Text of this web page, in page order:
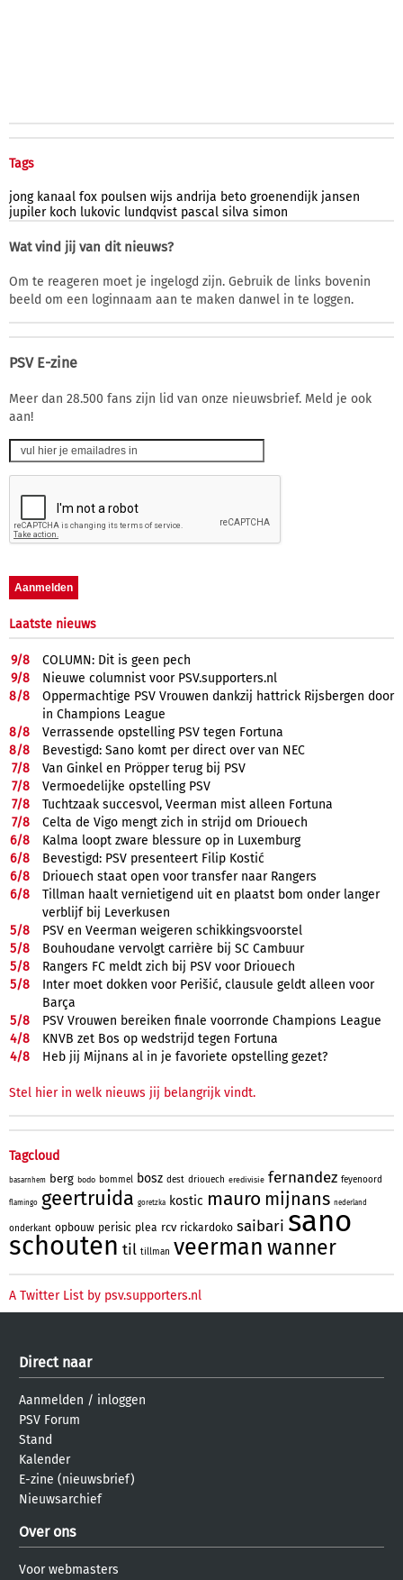
Tags
jong kanaal fox poulsen wijs andrija beto groenendijk jansen
jupiler koch lukovic lundqvist pascal silva simon
Wat vind jij van dit nieuws?
Om te reageren moet je ingelogd zijn. Gebruik de links bovenin
beeld om een loginnaam aan te maken danwel in te loggen.
PSV E-zine
Meer dan 28.500 fans zijn lid van onze nieuwsbrief. Meld je ook
aan!
Laatste nieuws
9/8
COLUMN: Dit is geen pech
9/8
Nieuwe columnist voor PSV.supporters.nl
8/8
Oppermachtige PSV Vrouwen dankzij hattrick Rijsbergen door
in Champions League
8/8
Verrassende opstelling PSV tegen Fortuna
8/8
Bevestigd: Sano komt per direct over van NEC
7/8
Van Ginkel en Pröpper terug bij PSV
7/8
Vermoedelijke opstelling PSV
7/8
Tuchtzaak succesvol, Veerman mist alleen Fortuna
7/8
Celta de Vigo mengt zich in strijd om Driouech
6/8
Kalma loopt zware blessure op in Luxemburg
6/8
Bevestigd: PSV presenteert Filip Kostić
6/8
Driouech staat open voor transfer naar Rangers
6/8
Tillman haalt vernietigend uit en plaatst bom onder langer
verblijf bij Leverkusen
5/8
PSV en Veerman weigeren schikkingsvoorstel
5/8
Bouhoudane vervolgt carrière bij SC Cambuur
5/8
Rangers FC meldt zich bij PSV voor Driouech
5/8
Inter moet dokken voor Perišić, clausule geldt alleen voor
Barça
5/8
PSV Vrouwen bereiken finale voorronde Champions League
4/8
KNVB zet Bos op wedstrijd tegen Fortuna
4/8 Heb jij Mijnans al in je favoriete opstelling gezet?
Stel hier in welk nieuws jij belangrijk vindt.
Tagcloud
basarnhem berg bodo bommel bosz dest driouech eredivisie fernandez feyenoord
flamingo geertruida goretzka kostic mauro mijnans nederland
onderkant opbouw perisic plea rcv rickardoko saibari sano
schouten til tillman veerman wanner
A Twitter List by psv.supporters.nl
Direct naar
Aanmelden / inloggen
PSV Forum
Stand
Kalender
E-zine (nieuwsbrief)
Nieuwsarchief
Over ons
Voor webmasters